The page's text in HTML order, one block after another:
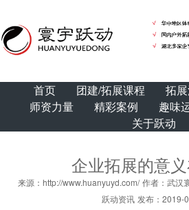
首页 团建/拓展课程 拓
师资力量
精彩案例 趣味
关于跃动
企业拓展的意
来源：http://www.huanyuyd.com/ 作者：武汉
跃动资讯 发布：2019-